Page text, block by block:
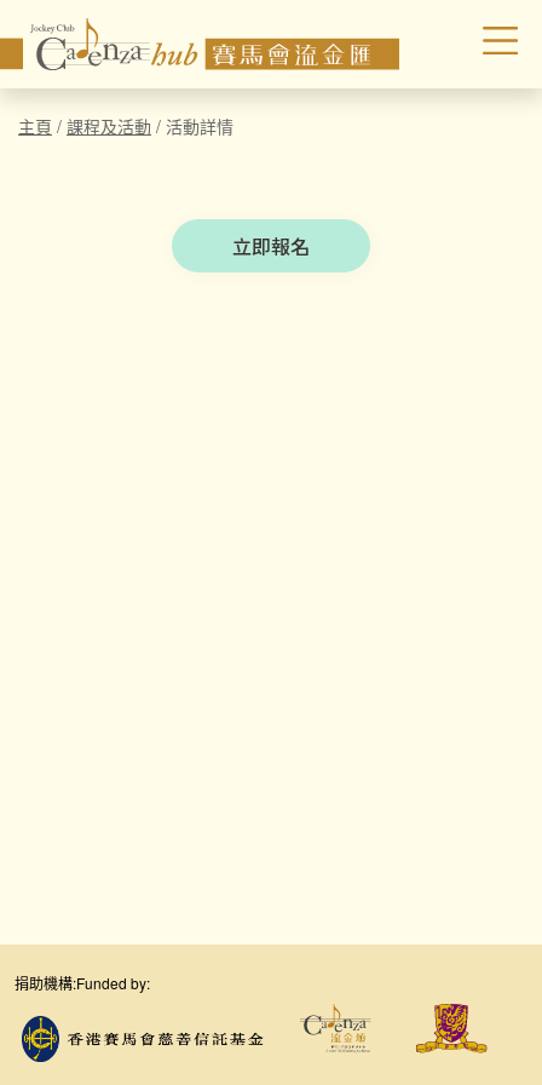
主頁 / 課程及活動 / 活動詳情
立即報名
捐助機構:Funded by: